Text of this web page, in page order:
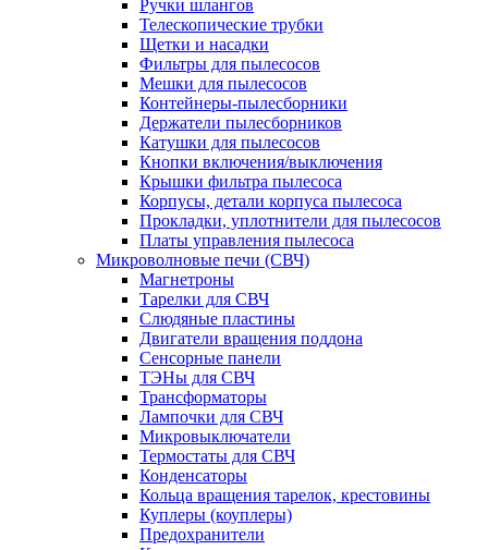
Ручки шлангов
Телескопические трубки
Щетки и насадки
Фильтры для пылесосов
Мешки для пылесосов
Контейнеры-пылесборники
Держатели пылесборников
Катушки для пылесосов
Кнопки включения/выключения
Крышки фильтра пылесоса
Корпусы, детали корпуса пылесоса
Прокладки, уплотнители для пылесосов
Платы управления пылесоса
Микроволновые печи (СВЧ)
Магнетроны
Тарелки для СВЧ
Слюдяные пластины
Двигатели вращения поддона
Сенсорные панели
ТЭНы для СВЧ
Трансформаторы
Лампочки для СВЧ
Микровыключатели
Термостаты для СВЧ
Конденсаторы
Кольца вращения тарелок, крестовины
Куплеры (коуплеры)
Предохранители